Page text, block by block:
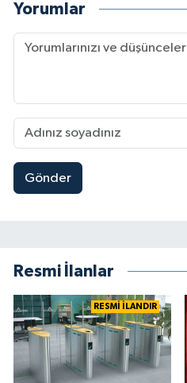
Yorumlar
Gönder
Resmi İlanlar
RESMİ İLANDIR